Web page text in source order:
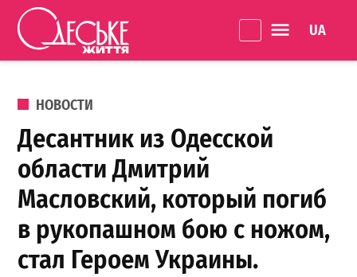
Перейти к содержанию
життя
ОПУБЛИКОВАНО В
НОВОСТИ
Десантник из Одесской
области Дмитрий
Масловский, который погиб
в рукопашном бою с ножом,
стал Героем Украины.